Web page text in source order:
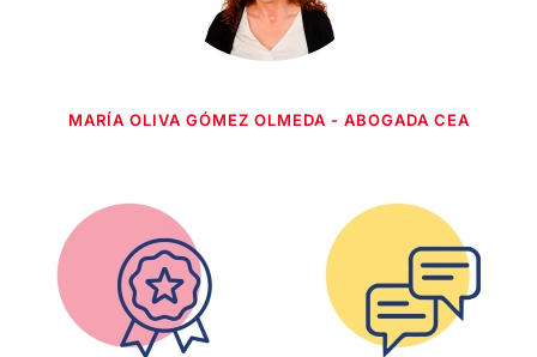
MARÍA OLIVA GÓMEZ OLMEDA - ABOGADA CEA